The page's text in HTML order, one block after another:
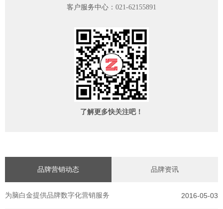
客户服务中心： 021-62155891
了解更多快关注吧！
品牌营销动态 品牌资讯
为脑白金提供品牌数字化营销服务 2016-05-03